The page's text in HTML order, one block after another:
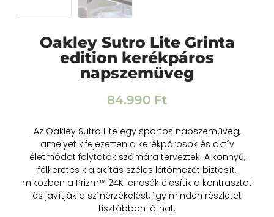
Oakley Sutro Lite Grinta
edition kerékpáros
napszemüveg
84.990 Ft
Az Oakley Sutro Lite egy sportos napszemüveg,
amelyet kifejezetten a kerékpárosok és aktív
életmódot folytatók számára terveztek. A könnyű,
félkeretes kialakítás széles látómezőt biztosít,
miközben a Prizm™ 24K lencsék élesítik a kontrasztot
és javítják a színérzékelést, így minden részletet
tisztábban láthat.